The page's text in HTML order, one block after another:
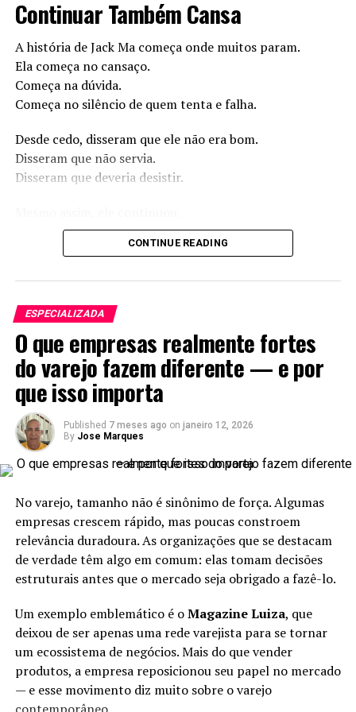
Elas organizam agendas e reduzem faltas.
Para saber mais, acesse:
https://www.gendo.com.br
Presença digital constante
fortalece a lembrança da marca
Mesmo em períodos de baixa demanda, a comunicação
não deve parar.
Quando profissionais mantêm publicações regulares,
Assim, reforçam a lembrança da marca.
Conteúdos de bastidores geram proximidade.
Antes e depois despertam interesse.
Além disso, dicas e materiais educativos constroem
autoridade.
Portanto, a constância cria uma relação de confiança.
Com o tempo, essa confiança se converte em novos
agendamentos.
médio e longo prazo.
Consequentemente, reduz oscilações bruscas na agenda.
Ofertas inteligentes ajudam a
manter a agenda cheia
Criar ofertas bem estruturadas é uma estratégia eficaz.
Elas ajudam a estimular a recorrência e estabilizar o
fluxo de clientes.
Continuar Também Cansa
A história de Jack Ma começa onde muitos param.
Ela começa no cansaço.
Começa na dúvida.
Começa no silêncio de quem tenta e falha.
Desde cedo, disseram que ele não era bom.
Disseram que não servia.
Disseram que deveria desistir.
E continuar, às vezes, dói.
Quando a Infância Já Ensina a
Duvidar de Si Mesmo
Jack Ma nasceu em Hangzhou, na China.
Sua família era simples.
As expectativas eram baixas.
Na escola, ele não se destacava.
Pelo contrário, ele ficava para trás.
Especialmente em matemática.
Por causa disso, falhou em provas importantes.
Consequentemente, professores desacreditaram do seu
futuro.
Alguns disseram que ele nunca teria sucesso.
Ainda assim, Jack seguiu em frente.
Não porque acreditava.
Mas porque não queria parar.
Aprender Inglês Para Existir
Jack percebeu cedo que precisava de uma saída.
CONTINUE READING
ESPECIALIZADA
O que empresas realmente fortes
do varejo fazem diferente — e por
que isso importa
Published 7 meses ago on janeiro 12, 2026
By Jose Marques
No varejo, tamanho não é sinônimo de força. Algumas
empresas crescem rápido, mas poucas constroem
relevância duradoura. As organizações que se destacam
de verdade têm algo em comum: elas tomam decisões
estruturais antes que o mercado seja obrigado a fazê-lo.
Um exemplo emblemático é oMagazine Luiza, que
deixou de ser apenas uma rede varejista para se tornar
um ecossistema de negócios. Mais do que vender
produtos, a empresa reposicionou seu papel no mercado
— e esse movimento diz muito sobre o varejo